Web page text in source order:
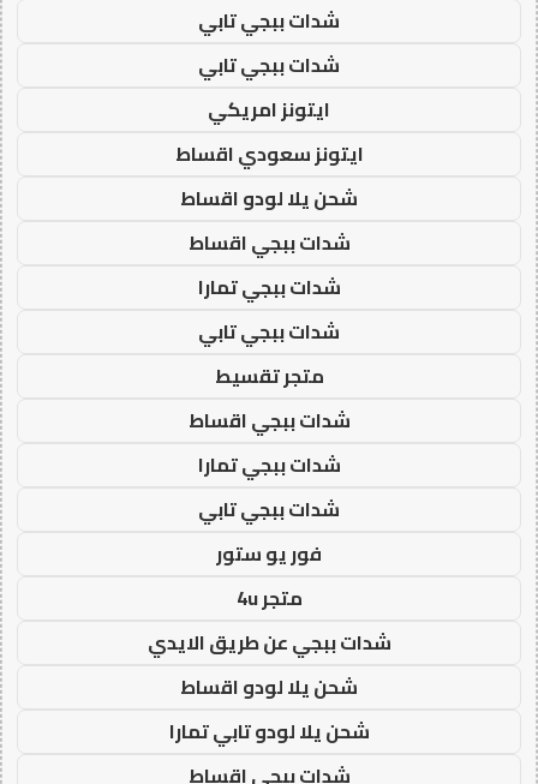
شدات ببجي تابي
شدات ببجي تابي
ايتونز امريكي
ايتونز سعودي اقساط
شحن يلا لودو اقساط
شدات ببجي اقساط
شدات ببجي تمارا
شدات ببجي تابي
متجر تقسيط
شدات ببجي اقساط
شدات ببجي تمارا
شدات ببجي تابي
فور يو ستور
متجر 4u
شدات ببجي عن طريق الايدي
شحن يلا لودو اقساط
شحن يلا لودو تابي تمارا
شدات ببجي اقساط